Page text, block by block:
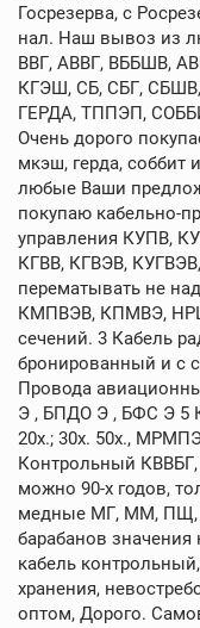
Госрезерва, с
нал. Наш вывоз из
ВВГ, АВВГ, ВББШВ,
КГЭШ, СБ, СБГ,
ГЕРДА, ТППЭП,
Очень дорого
мкэш, герда, соббит
любые Ваши
покупаю кабельно-
управления КУПВ,
КГВВ, КГВЭВ,
перематывать не
КМПВЭВ, КПМВЭ,
сечений. 3 Кабель
бронированный и с
Провода
Э , БПДО Э , БФС Э 5
20х.; 30х. 50х.,
Контрольный
можно 90-х годов,
медные МГ, ММ,
барабанов
кабель
хранения,
оптом, Дорого.